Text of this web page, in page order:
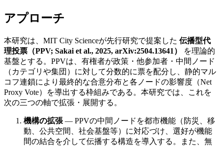
アプローチ
本研究は、MIT City Scienceが先行研究で提案した 伝播型代
理投票（PPV; Sakai et al., 2025, arXiv:2504.13641）
を理論的
基盤とする。PPVは、有権者が政策・他参加者・中間ノード
（カテゴリや集団）に対して分数的に票を配分し、静的マル
コフ連鎖により最終的な合意分布と各ノードの影響度（Net
Proxy Vote）を導出する枠組みである。本研究では、これを
次の三つの軸で拡張・展開する。
機構の拡張 — PPVの中間ノードを都市機能（防災、移
動、公共空間、社会基盤等）に対応づけ、選好が機能
間の結合を介して伝播する構造を導入する。また、無